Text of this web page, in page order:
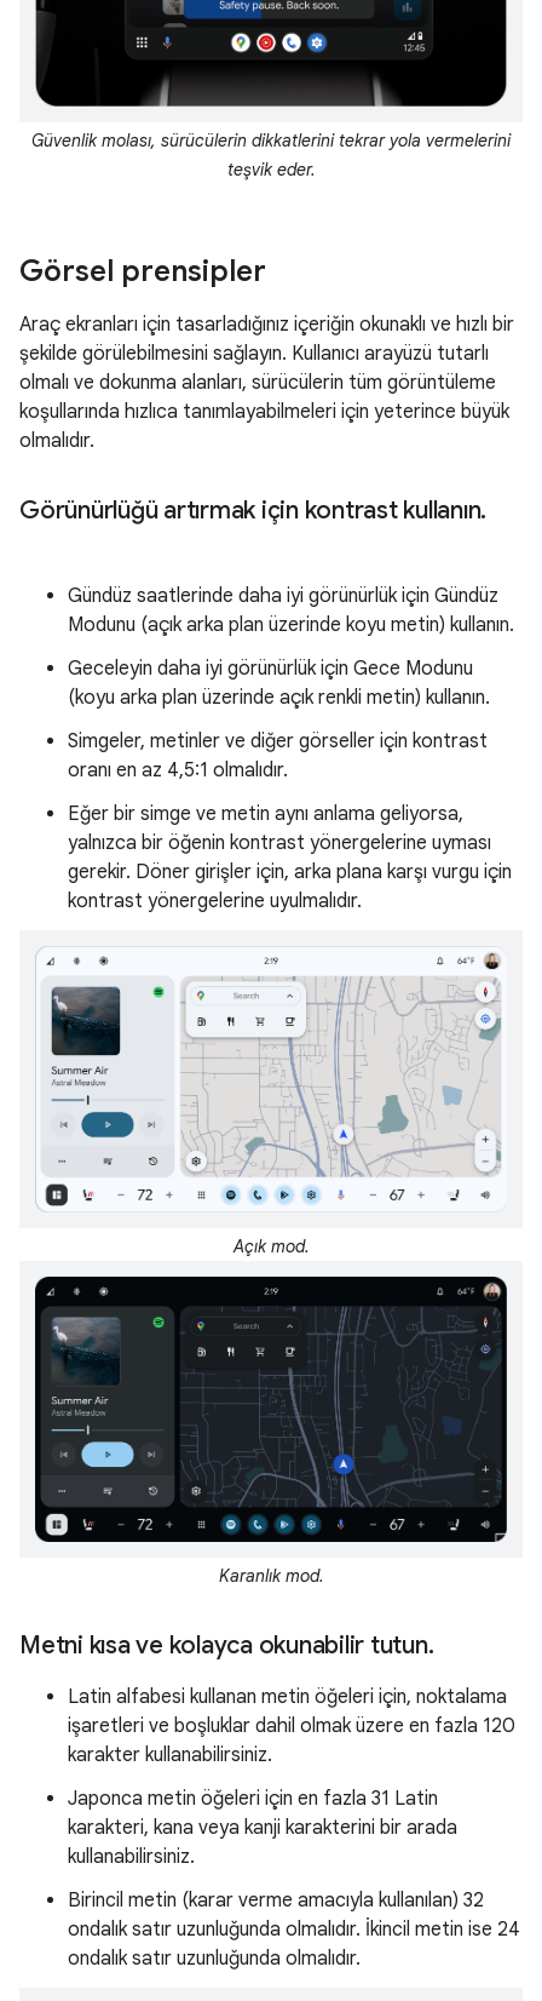
Güvenlik molası, sürücülerin dikkatlerini tekrar yola vermelerini
teşvik eder.
Görsel prensipler
Araç ekranları için tasarladığınız içeriğin okunaklı ve hızlı bir
şekilde görülebilmesini sağlayın. Kullanıcı arayüzü tutarlı
olmalı ve dokunma alanları, sürücülerin tüm görüntüleme
koşullarında hızlıca tanımlayabilmeleri için yeterince büyük
olmalıdır.
Görünürlüğü artırmak için kontrast kullanın.
Gündüz saatlerinde daha iyi görünürlük için Gündüz
Modunu (açık arka plan üzerinde koyu metin) kullanın.
Geceleyin daha iyi görünürlük için Gece Modunu
(koyu arka plan üzerinde açık renkli metin) kullanın.
Simgeler, metinler ve diğer görseller için kontrast
oranı en az 4,5:1 olmalıdır.
Eğer bir simge ve metin aynı anlama geliyorsa,
yalnızca bir öğenin kontrast yönergelerine uyması
gerekir. Döner girişler için, arka plana karşı vurgu için
kontrast yönergelerine uyulmalıdır.
Açık mod.
Karanlık mod.
Metni kısa ve kolayca okunabilir tutun.
Latin alfabesi kullanan metin öğeleri için, noktalama
işaretleri ve boşluklar dahil olmak üzere en fazla 120
karakter kullanabilirsiniz.
Japonca metin öğeleri için en fazla 31 Latin
karakteri, kana veya kanji karakterini bir arada
kullanabilirsiniz.
Birincil metin (karar verme amacıyla kullanılan) 32
ondalık satır uzunluğunda olmalıdır. İkincil metin ise 24
ondalık satır uzunluğunda olmalıdır.